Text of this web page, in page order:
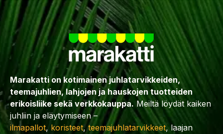
Marakatti on kotimainen juhlatarvikkeiden,
teemajuhlien, lahjojen ja hauskojen tuotteiden
erikoisliike sekä verkkokauppa. Meiltä löydät kaiken
juhliin ja eläytymiseen –
ilmapallot, koristeet,teemajuhlatarvikkeet, laajan